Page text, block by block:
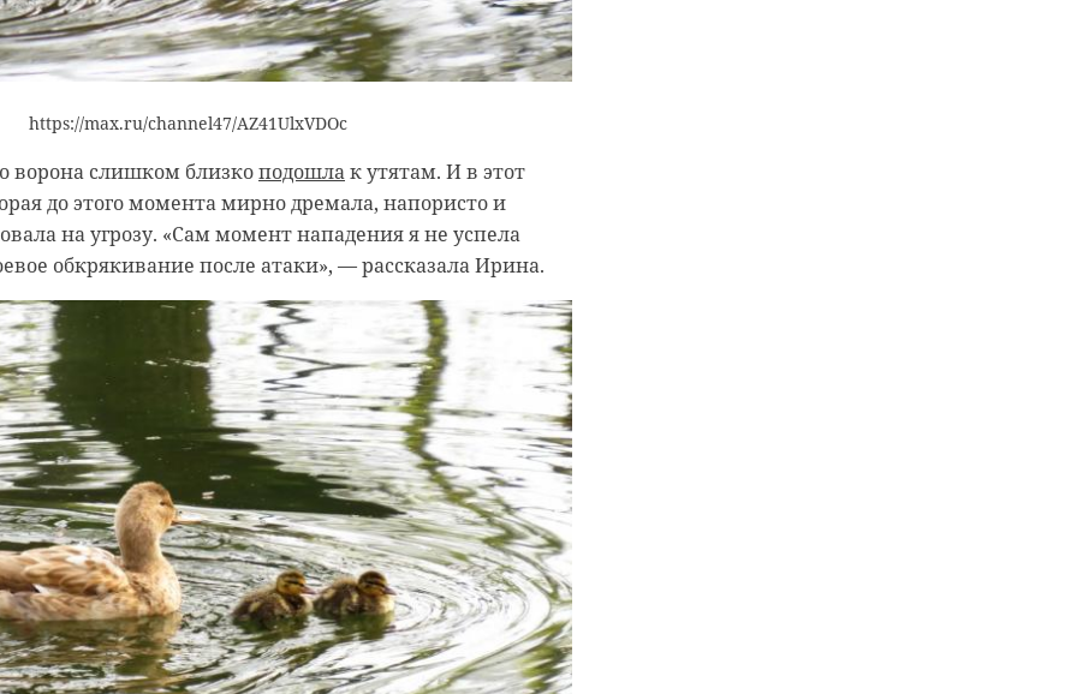
https://max.ru/channel47/AZ41UlxVDOc
ворона слишком близкоподошлак утятам. И в этот
до этого момента мирно дремала, напористо и
на угрозу. «Сам момент нападения я не успела
обкрякивание после атаки», — рассказала Ирина.
Сергей Перминов привел в пример характер
РФ и КНР:
отношения строятся совсем на иных
Наши страны объединяет общее понимание
международных отношений. Китай для
отмечал наш президент — надежный друг и
партнер, с которым мы взаимовыгодно
в целом ряде сфер. Пекин рассматривает
похожим образом. Вместе мы вносим
глобальной стабильности.
news/202605/15/content_WS6a06b69bc6d00ca5f9a0afb0.html
сергей перминов